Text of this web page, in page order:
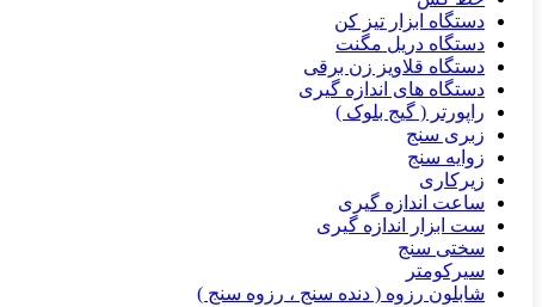
دستگاه ابزار تیز کن
دستگاه دریل مگنت
دستگاه قلاویز زن برقی
دستگاه های اندازه گیری
راپورتر ( گیج بلوک )
زبری سنج
زوایه سنج
زیرکاری
ساعت اندازه گیری
ست ابزار اندازه گیری
سختی سنج
سیرکومتر
شابلون رزوه ( دنده سنج ، رزوه سنج )